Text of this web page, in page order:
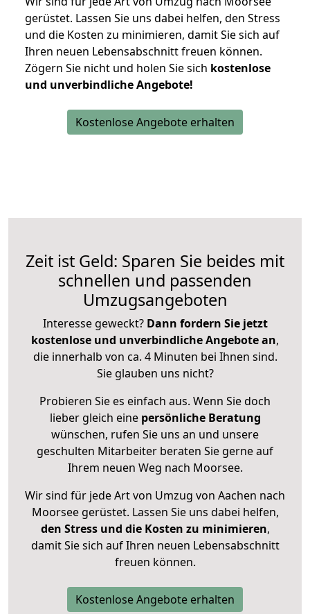
gerüstet. Lassen Sie uns dabei helfen, den Stress
und die Kosten zu minimieren, damit Sie sich auf
Ihren neuen Lebensabschnitt freuen können.
Zögern Sie nicht und holen Sie sich kostenlose
und unverbindliche Angebote!
Kostenlose Angebote erhalten
Zeit ist Geld: Sparen Sie beides mit
schnellen und passenden
Umzugsangeboten
Interesse geweckt? Dann fordern Sie jetzt
kostenlose und unverbindliche Angebote an,
die innerhalb von ca. 4 Minuten bei Ihnen sind.
Sie glauben uns nicht?
Probieren Sie es einfach aus. Wenn Sie doch
lieber gleich eine persönliche Beratung
wünschen, rufen Sie uns an und unsere
geschulten Mitarbeiter beraten Sie gerne auf
Ihrem neuen Weg nach Moorsee.
Wir sind für jede Art von Umzug von Aachen nach
Moorsee gerüstet. Lassen Sie uns dabei helfen,
den Stress und die Kosten zu minimieren,
damit Sie sich auf Ihren neuen Lebensabschnitt
freuen können.
Kostenlose Angebote erhalten